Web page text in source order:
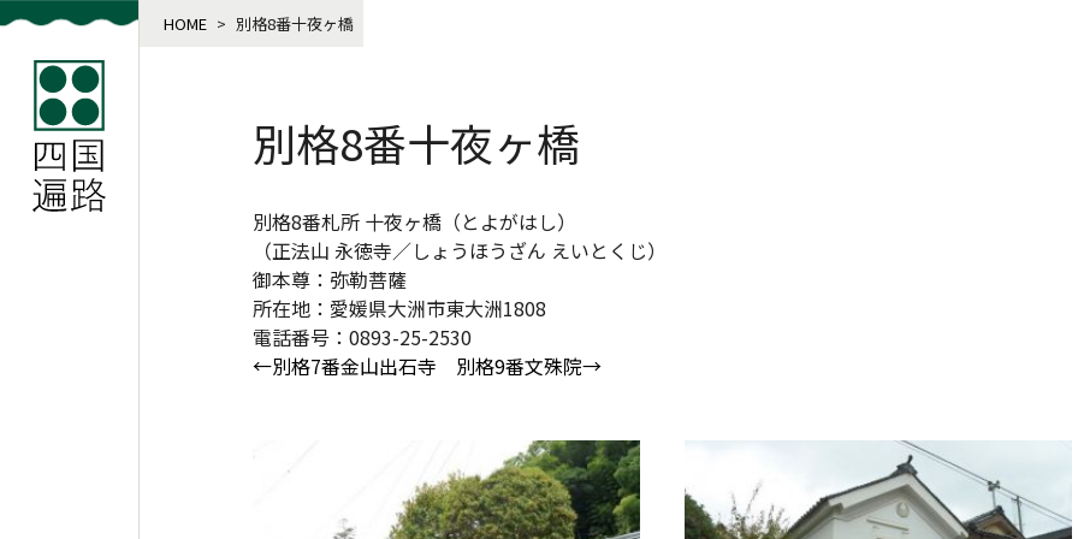
HOME > 別格8番十夜ヶ橋
別格8番十夜ヶ橋
別格8番札所 十夜ヶ橋（とよがはし）
（正法山 永徳寺／しょうほうざん えいとくじ）
御本尊：弥勒菩薩
所在地：愛媛県大洲市東大洲1808
電話番号：0893-25-2530
←別格7番金山出石寺
別格9番文殊院→